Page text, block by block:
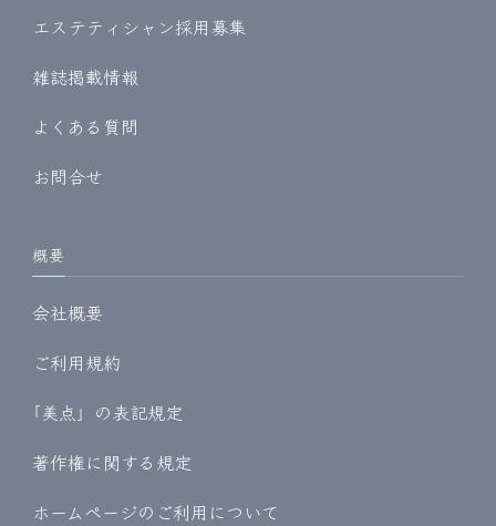
エステティシャン採用募集
雑誌掲載情報
よくある質問
お問合せ
概要
会社概要
ご利用規約
｢美点」の表記規定
著作権に関する規定
ホームページのご利用について